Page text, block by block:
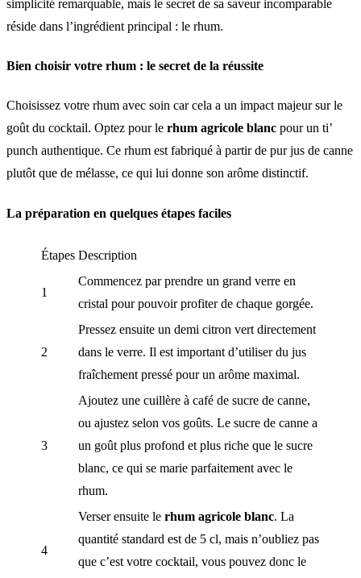
simplicité remarquable, mais le secret de sa saveur incomparable
réside dans l’ingrédient principal : le rhum.
Bien choisir votre rhum : le secret de la réussite
Choisissez votre rhum avec soin car cela a un impact majeur sur le
goût du cocktail. Optez pour le rhum agricole blanc pour un ti’
punch authentique. Ce rhum est fabriqué à partir de pur jus de canne
plutôt que de mélasse, ce qui lui donne son arôme distinctif.
La préparation en quelques étapes faciles
Étapes Description
1
Commencez par prendre un grand verre en
cristal pour pouvoir profiter de chaque gorgée.
2
Pressez ensuite un demi citron vert directement
dans le verre. Il est important d’utiliser du jus
fraîchement pressé pour un arôme maximal.
3
Ajoutez une cuillère à café de sucre de canne,
ou ajustez selon vos goûts. Le sucre de canne a
un goût plus profond et plus riche que le sucre
blanc, ce qui se marie parfaitement avec le
rhum.
4
Verser ensuite le rhum agricole blanc. La
quantité standard est de 5 cl, mais n’oubliez pas
que c’est votre cocktail, vous pouvez donc le